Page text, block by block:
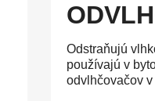
Odstraňujú
používajú v
odvlhčovačov